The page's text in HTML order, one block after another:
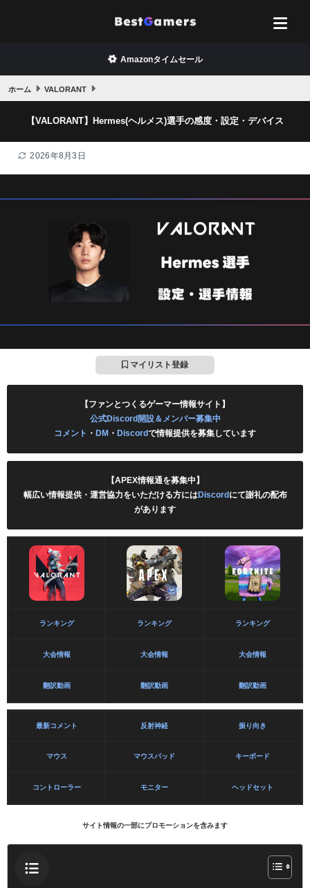
Amazonタイムセール
ホーム VALORANT
【VALORANT】Hermes(ヘルメス)選手の感度・設定・デバイス
2026年8月3日
マイリスト登録
【ファンとつくるゲーマー情報サイト】
公式Discord開設＆メンバー募集中
コメント ・ DM ・ Discordで情報提供を募集しています
【APEX情報通を募集中】
幅広い情報提供・運営協力をいただける方にはDiscordにて謝礼の配布
があります
ランキング ランキング ランキング
大会情報 大会情報 大会情報
翻訳動画 翻訳動画 翻訳動画
最新コメント 反射神経 振り向き
マウス マウスパッド キーボード
コントローラー モニター ヘッドセット
サイト情報の一部にプロモーションを含みます